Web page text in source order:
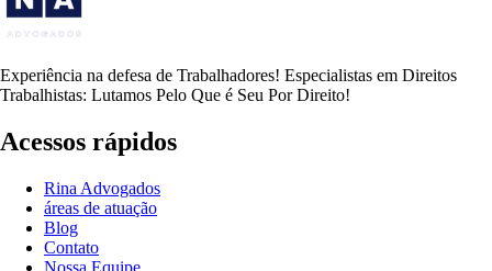
Experiência na defesa de Trabalhadores! Especialistas em Direitos
Trabalhistas: Lutamos Pelo Que é Seu Por Direito!
Acessos rápidos
Rina Advogados
áreas de atuação
Blog
Contato
Nossa Equipe